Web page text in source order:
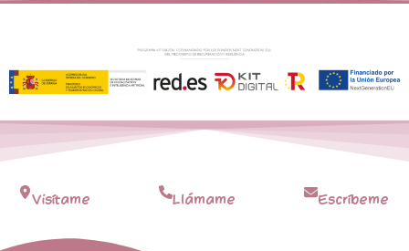
Visítame Llámame Escríbeme